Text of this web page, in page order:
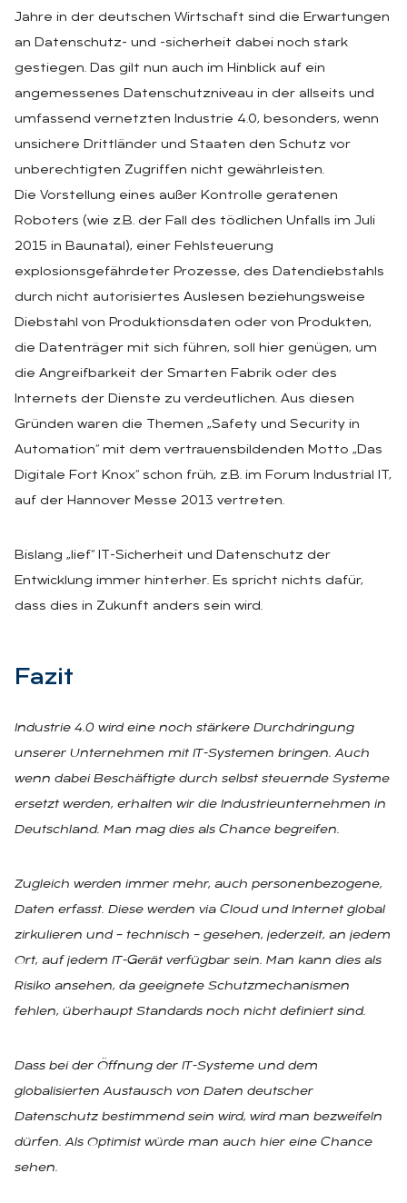
Jahre in der deutschen Wirtschaft sind die Erwartungen
an Datenschutz- und -sicherheit dabei noch stark
gestiegen. Das gilt nun auch im Hinblick auf ein
angemessenes Datenschutzniveau in der allseits und
umfassend vernetzten Industrie 4.0, besonders, wenn
unsichere Drittländer und Staaten den Schutz vor
unberechtigten Zugriffen nicht gewährleisten.
Die Vorstellung eines außer Kontrolle geratenen
Roboters (wie z.B. der Fall des tödlichen Unfalls im Juli
2015 in Baunatal), einer Fehlsteuerung
explosionsgefährdeter Prozesse, des Datendiebstahls
durch nicht autorisiertes Auslesen beziehungsweise
Diebstahl von Produktionsdaten oder von Produkten,
die Datenträger mit sich führen, soll hier genügen, um
die Angreifbarkeit der Smarten Fabrik oder des
Internets der Dienste zu verdeutlichen. Aus diesen
Gründen waren die Themen „Safety und Security in
Automation“ mit dem vertrauensbildenden Motto „Das
Digitale Fort Knox“ schon früh, z.B. im Forum Industrial IT,
auf der Hannover Messe 2013 vertreten.
Bislang „lief“ IT-Sicherheit und Datenschutz der
Entwicklung immer hinterher. Es spricht nichts dafür,
dass dies in Zukunft anders sein wird.
Fa­zit
Industrie 4.0 wird eine noch stärkere Durchdringung
unserer Unternehmen mit IT-Systemen bringen. Auch
wenn dabei Beschäftigte durch selbst steuernde Systeme
ersetzt werden, erhalten wir die Industrieunternehmen in
Deutschland. Man mag dies als Chance begreifen.
Zugleich werden immer mehr, auch personenbezogene,
Daten erfasst. Diese werden via Cloud und Internet global
zirkulieren und – technisch – gesehen, jederzeit, an jedem
Ort, auf jedem IT-Gerät verfügbar sein. Man kann dies als
Risiko ansehen, da geeignete Schutzmechanismen
fehlen, überhaupt Standards noch nicht definiert sind.
Dass bei der Öffnung der IT-Systeme und dem
globalisierten Austausch von Daten deutscher
Datenschutz bestimmend sein wird, wird man bezweifeln
dürfen. Als Optimist würde man auch hier eine Chance
sehen.